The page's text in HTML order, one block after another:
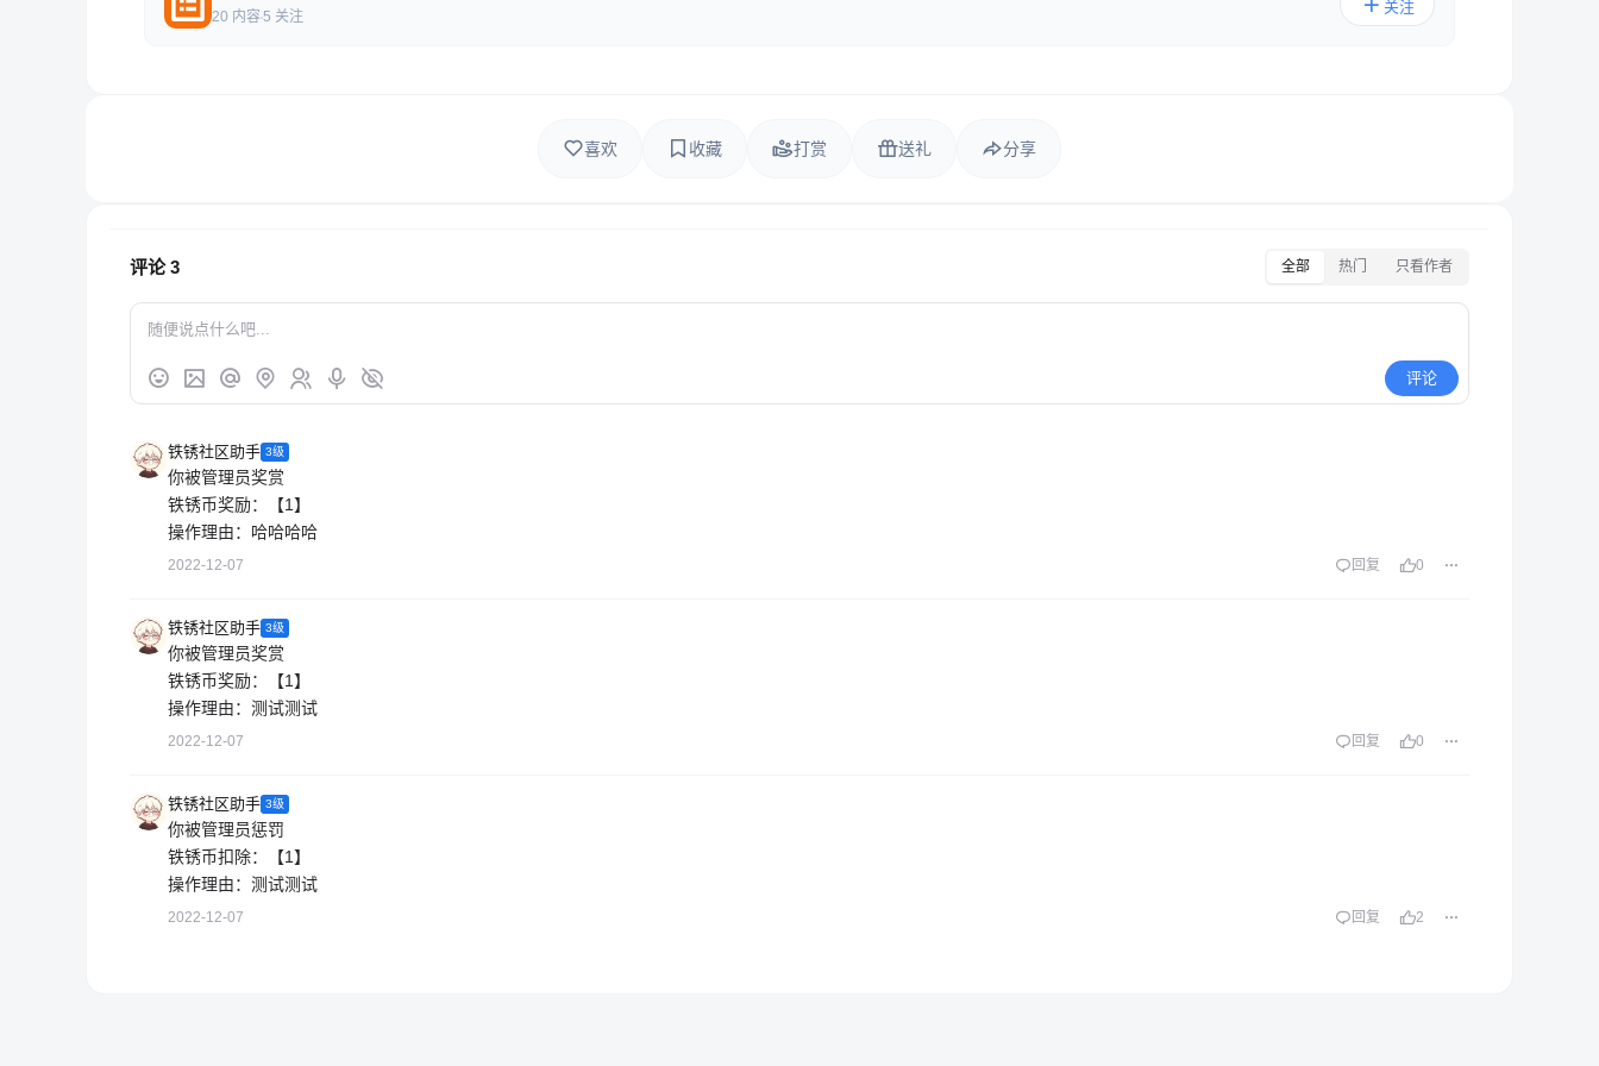
20 内容 5 关注
关注
喜欢 收藏 打赏 送礼 分享
评论3 全部 热门 只看作者
评论
铁锈社区助手 3级
你被管理员奖赏
铁锈币奖励：【1】
操作理由：哈哈哈哈
2022-12-07 回复 0
铁锈社区助手 3级
你被管理员奖赏
铁锈币奖励：【1】
操作理由：测试测试
2022-12-07 回复 0
铁锈社区助手 3级
你被管理员惩罚
铁锈币扣除：【1】
操作理由：测试测试
2022-12-07 回复 2